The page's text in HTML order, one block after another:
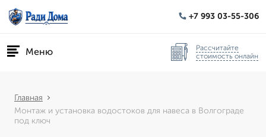
+7 993 03-55-306
Меню
Рассчитайте
стоимость онлайн
Главная
Монтаж и установка водостоков для навеса в Волгограде
под ключ